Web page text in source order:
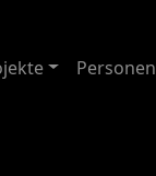
Personen